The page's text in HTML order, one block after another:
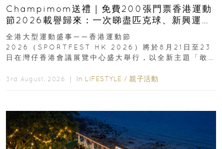
Champimom送禮｜免費200張門票香港運動
節2026載譽歸來：一次睇盡匹克球、新興運
動、街舞比賽＋逾百運動品牌展覽
全港大型運動盛事——香港運動節
2026（SPORTFEST HK 2026）將於8月21日至23
日在灣仔香港會議展覽中心盛大舉行，以全新主題「敢
3rd August, 2026 ｜ In LIFESTYLE / 親子活動